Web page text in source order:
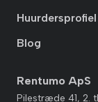
Blog
Rentumo ApS
Pilestræde 41, 2.